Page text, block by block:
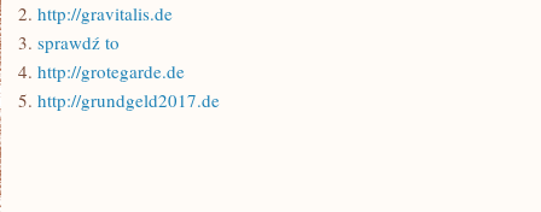
2. http://gravitalis.de
3. sprawdź to
4. http://grotegarde.de
5. http://grundgeld2017.de